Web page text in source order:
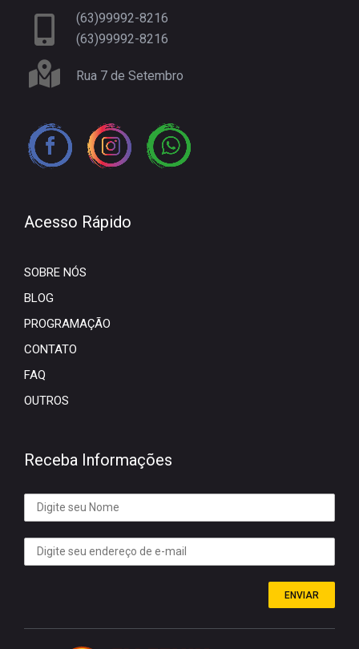
(63)99992-8216
(63)99992-8216
Rua 7 de Setembro
Acesso Rápido
SOBRE NÓS
BLOG
PROGRAMAÇÃO
CONTATO
FAQ
OUTROS
Receba Informações
ENVIAR